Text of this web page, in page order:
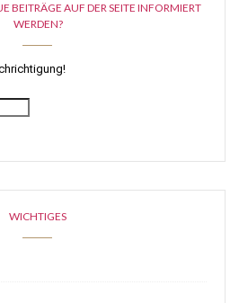
BEITRÄGE AUF DER SEITE INFORMIERT
WERDEN?
WICHTIGES